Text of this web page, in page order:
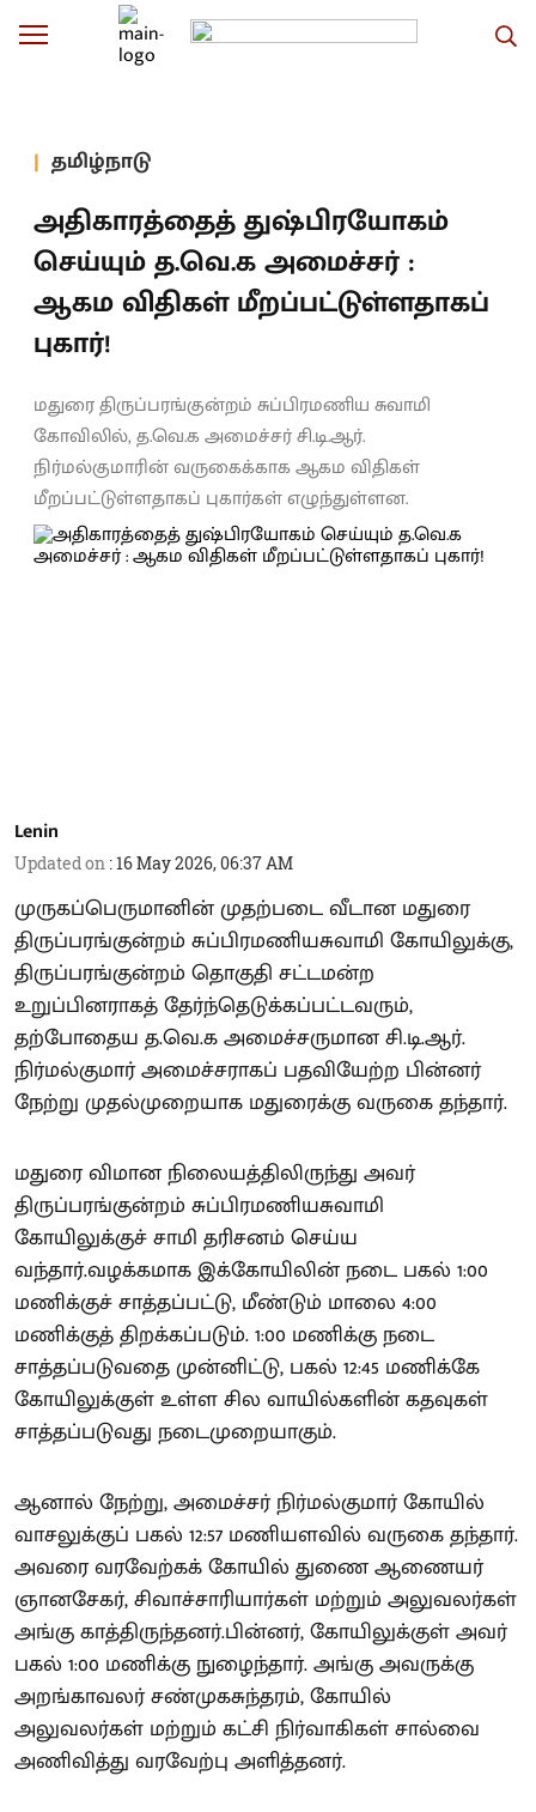
தமிழ்நாடு
அதிகாரத்தைத் துஷ்பிரயோகம்
செய்யும் த.வெ.க அமைச்சர் :
ஆகம விதிகள் மீறப்பட்டுள்ளதாகப்
புகார்!
மதுரை திருப்பரங்குன்றம் சுப்பிரமணிய சுவாமி
கோவிலில், த.வெ.க அமைச்சர் சி.டி.ஆர்.
நிர்மல்குமாரின் வருகைக்காக ஆகம விதிகள்
மீறப்பட்டுள்ளதாகப் புகார்கள் எழுந்துள்ளன.
Lenin
Updated on :16 May 2026, 06:37 AM
முருகப்பெருமானின் முதற்படை வீடான மதுரை
திருப்பரங்குன்றம் சுப்பிரமணியசுவாமி கோயிலுக்கு,
திருப்பரங்குன்றம் தொகுதி சட்டமன்ற
உறுப்பினராகத் தேர்ந்தெடுக்கப்பட்டவரும்,
தற்போதைய த.வெ.க அமைச்சருமான சி.டி.ஆர்.
நிர்மல்குமார் அமைச்சராகப் பதவியேற்ற பின்னர்
நேற்று முதல்முறையாக மதுரைக்கு வருகை தந்தார்.
மதுரை விமான நிலையத்திலிருந்து அவர்
திருப்பரங்குன்றம் சுப்பிரமணியசுவாமி
கோயிலுக்குச் சாமி தரிசனம் செய்ய
வந்தார்.வழக்கமாக இக்கோயிலின் நடை பகல் 1:00
மணிக்குச் சாத்தப்பட்டு, மீண்டும் மாலை 4:00
மணிக்குத் திறக்கப்படும். 1:00 மணிக்கு நடை
சாத்தப்படுவதை முன்னிட்டு, பகல் 12:45 மணிக்கே
கோயிலுக்குள் உள்ள சில வாயில்களின் கதவுகள்
சாத்தப்படுவது நடைமுறையாகும்.
ஆனால் நேற்று, அமைச்சர் நிர்மல்குமார் கோயில்
வாசலுக்குப் பகல் 12:57 மணியளவில் வருகை தந்தார்.
அவரை வரவேற்கக் கோயில் துணை ஆணையர்
ஞானசேகர், சிவாச்சாரியார்கள் மற்றும் அலுவலர்கள்
அங்கு காத்திருந்தனர்.பின்னர், கோயிலுக்குள் அவர்
பகல் 1:00 மணிக்கு நுழைந்தார். அங்கு அவருக்கு
அறங்காவலர் சண்முகசுந்தரம், கோயில்
அலுவலர்கள் மற்றும் கட்சி நிர்வாகிகள் சால்வை
அணிவித்து வரவேற்பு அளித்தனர்.